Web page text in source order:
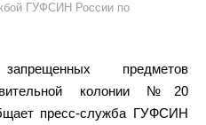
ГУФСИН России по
предметов
колонии №20
пресс-служба ГУФСИН